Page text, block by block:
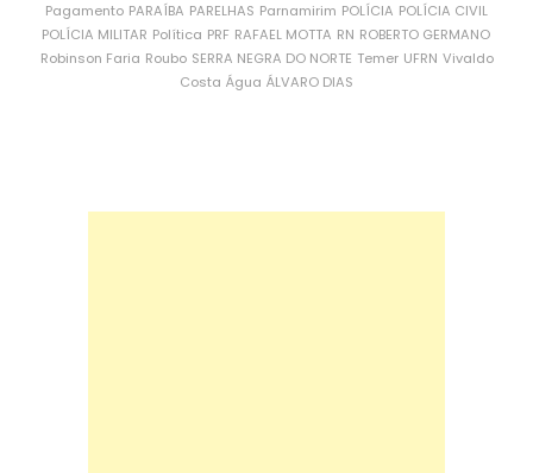
Pagamento PARAÍBA PARELHAS Parnamirim POLÍCIA POLÍCIA CIVIL
POLÍCIA MILITAR Política PRF RAFAEL MOTTA RN ROBERTO GERMANO
Robinson Faria Roubo SERRA NEGRA DO NORTE Temer UFRN Vivaldo
Costa Água ÁLVARO DIAS